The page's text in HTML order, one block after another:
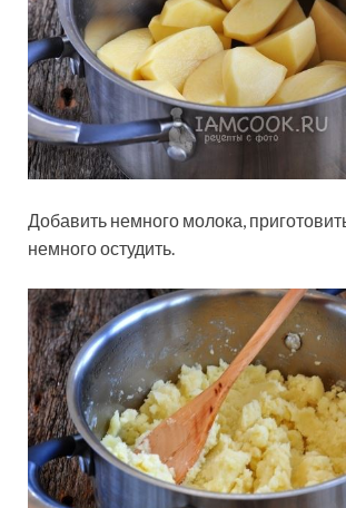
Добавить немного молока,
немного остудить.